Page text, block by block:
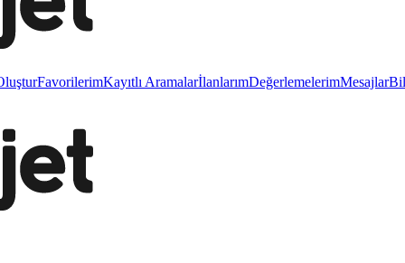
FavorilerimKayıtlı AramalarİlanlarımDeğerlemelerimMesajlar